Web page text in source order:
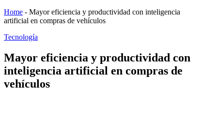
Home - Mayor eficiencia y productividad con inteligencia
artificial en compras de vehículos
Tecnología
Mayor eficiencia y productividad con
inteligencia artificial en compras de
vehículos